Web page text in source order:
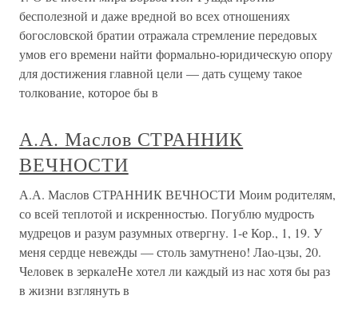
бесполезной и даже вредной во всех отношениях
богословской братии отражала стремление передовых
умов его времени найти формально-юридическую опору
для достижения главной цели — дать сущему такое
толкование, которое бы в
А.А. Маслов СТРАННИК
ВЕЧНОСТИ
А.А. Маслов СТРАННИК ВЕЧНОСТИ Моим родителям,
со всей теплотой и искренностью. Погублю мудрость
мудрецов и разум разумных отвергну. 1-е Кор., 1, 19. У
меня сердце невежды — столь замутнено! Лao-цзы, 20.
Человек в зеркалеНе хотел ли каждый из нас хотя бы раз
в жизни взглянуть в